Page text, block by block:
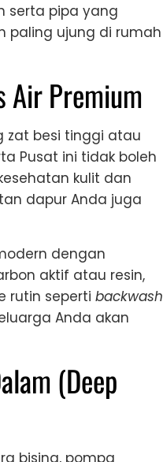
serta pipa yang
paling ujung di rumah
Air Premium
zat besi tinggi atau
Pusat ini tidak boleh
kulit dan
dapur Anda juga
dengan
aktif atau resin,
rutin seperti backwash
Anda akan
(Deep
bising, pompa